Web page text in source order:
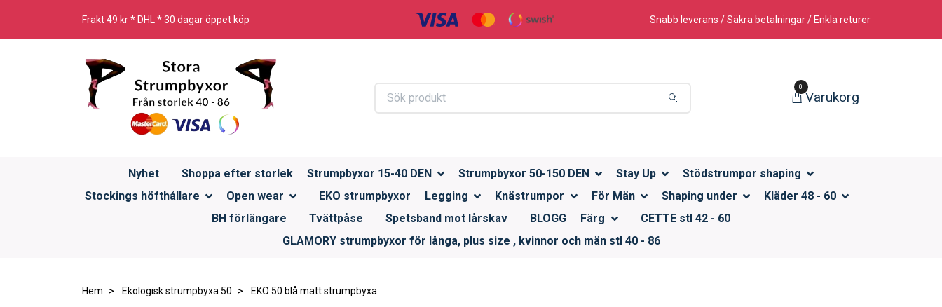
Frakt 49 kr * DHL * 30 dagar öppet köp Snabb leverans / Säkra betalningar / Enkla returer
0
Varukorg
Nyhet Shoppa efter storlek Strumpbyxor 15-40 DEN Strumpbyxor 50-150 DEN Stay Up
Stödstrumpor shaping
Stockings höfthållare
Open wear EKO strumpbyxor Legging Knästrumpor För Män Shaping under
Kläder 48 - 60
BH förlängare
Tvättpåse Spetsband mot lårskav BLOGG Färg
CETTE stl 42 - 60
GLAMORY strumpbyxor för långa, plus size , kvinnor och män stl 40 - 86
Hem Ekologisk strumpbyxa 50 EKO 50 blå matt strumpbyxa